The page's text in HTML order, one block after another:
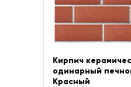
Кирпич
одинарный
Красный